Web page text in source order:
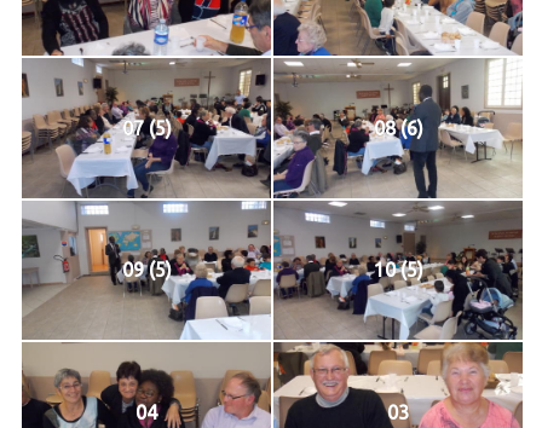
07 (5) 08 (6)
09 (5) 10 (5)
04 03